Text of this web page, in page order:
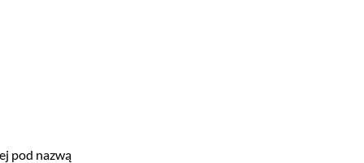
pod nazwą